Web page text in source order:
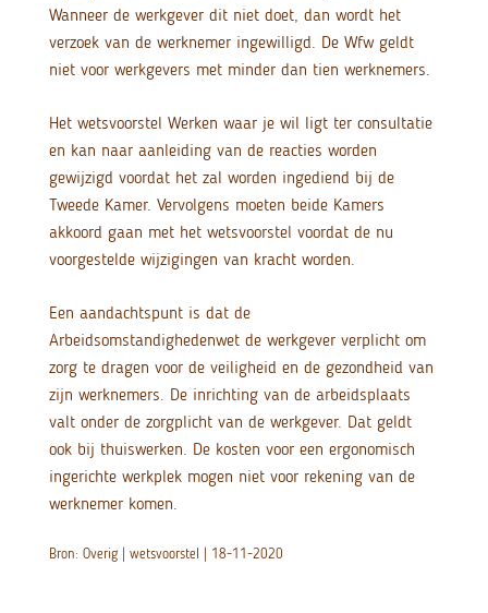
Wanneer de werkgever dit niet doet, dan wordt het
verzoek van de werknemer ingewilligd. De Wfw geldt
niet voor werkgevers met minder dan tien werknemers.
Het wetsvoorstel Werken waar je wil ligt ter consultatie
en kan naar aanleiding van de reacties worden
gewijzigd voordat het zal worden ingediend bij de
Tweede Kamer. Vervolgens moeten beide Kamers
akkoord gaan met het wetsvoorstel voordat de nu
voorgestelde wijzigingen van kracht worden.
Een aandachtspunt is dat de
Arbeidsomstandighedenwet de werkgever verplicht om
zorg te dragen voor de veiligheid en de gezondheid van
zijn werknemers. De inrichting van de arbeidsplaats
valt onder de zorgplicht van de werkgever. Dat geldt
ook bij thuiswerken. De kosten voor een ergonomisch
ingerichte werkplek mogen niet voor rekening van de
werknemer komen.
Bron: Overig | wetsvoorstel | 18-11-2020